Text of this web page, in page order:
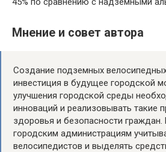
Мнение и совет автора
Создание подземных
инвестиция в будущее городской
улучшения городской среды
инноваций и реализовывать такие
здоровья и безопасности граждан.
городским администрациям
велосипедистов и выделять